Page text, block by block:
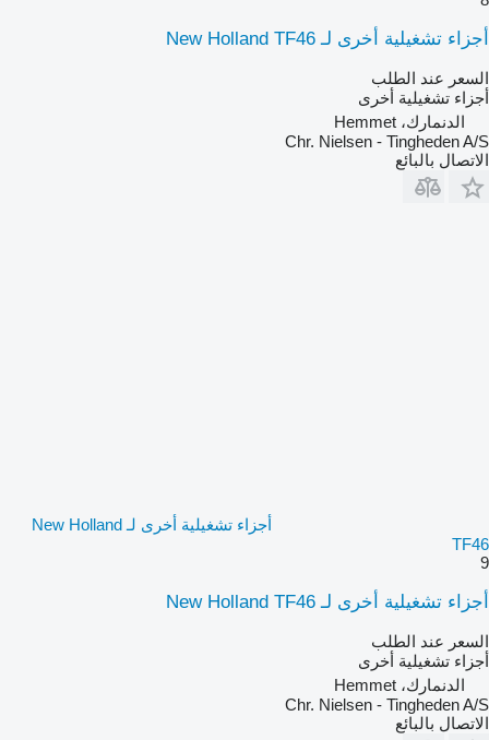
أجزاء تشغيلية أخرى لـ New Holland TF46
السعر عند الطلب
أجزاء تشغيلية أخرى
الدنمارك، Hemmet
Chr. Nielsen - Tingheden A/S
الاتصال بالبائع
أجزاء تشغيلية أخرى لـ New Holland
TF46
9
أجزاء تشغيلية أخرى لـ New Holland TF46
السعر عند الطلب
أجزاء تشغيلية أخرى
الدنمارك، Hemmet
Chr. Nielsen - Tingheden A/S
الاتصال بالبائع